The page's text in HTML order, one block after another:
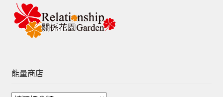
能量商店